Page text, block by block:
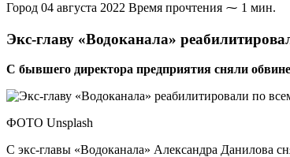
Город 04 августа 2022 Время прочтения ⁓ 1 мин.
Экс-главу «Водоканала»
С бывшего директора предприятия сняли
ФОТО Unsplash
С экс-главы «Водоканала» Александра Данилова